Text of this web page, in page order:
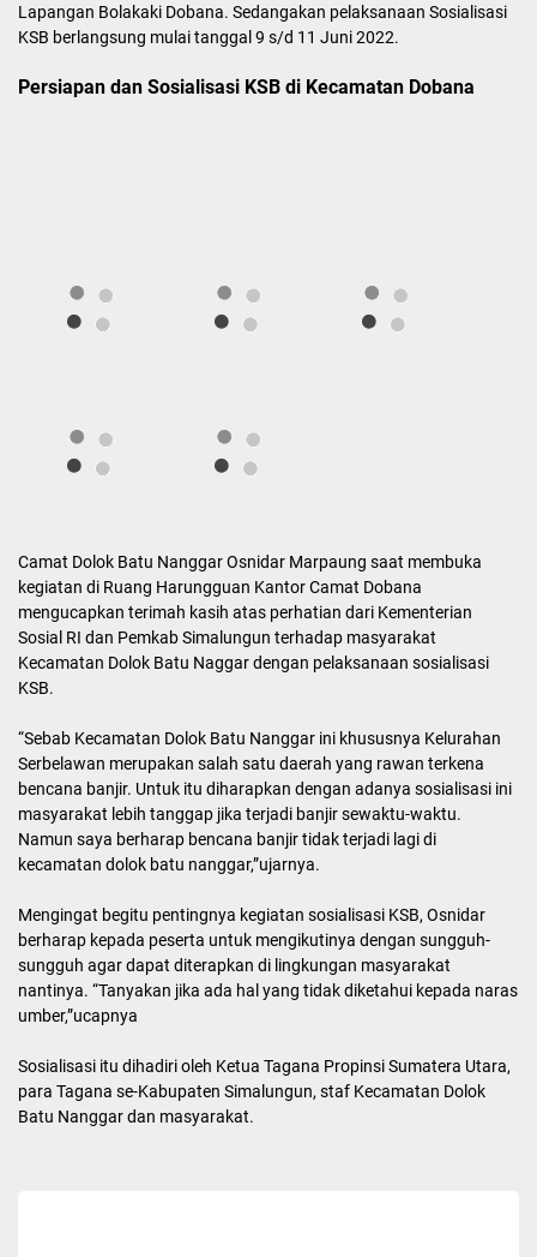
Lapangan Bolakaki Dobana. Sedangakan pelaksanaan Sosialisasi
KSB berlangsung mulai tanggal 9 s/d 11 Juni 2022.
Persiapan dan Sosialisasi KSB di Kecamatan Dobana
Camat Dolok Batu Nanggar Osnidar Marpaung saat membuka
kegiatan di Ruang Harungguan Kantor Camat Dobana
mengucapkan terimah kasih atas perhatian dari Kementerian
Sosial RI dan Pemkab Simalungun terhadap masyarakat
Kecamatan Dolok Batu Naggar dengan pelaksanaan sosialisasi
KSB.
“Sebab Kecamatan Dolok Batu Nanggar ini khususnya Kelurahan
Serbelawan merupakan salah satu daerah yang rawan terkena
bencana banjir. Untuk itu diharapkan dengan adanya sosialisasi ini
masyarakat lebih tanggap jika terjadi banjir sewaktu-waktu.
Namun saya berharap bencana banjir tidak terjadi lagi di
kecamatan dolok batu nanggar,”ujarnya.
Mengingat begitu pentingnya kegiatan sosialisasi KSB, Osnidar
berharap kepada peserta untuk mengikutinya dengan sungguh-
sungguh agar dapat diterapkan di lingkungan masyarakat
nantinya. “Tanyakan jika ada hal yang tidak diketahui kepada naras
umber,”ucapnya
Sosialisasi itu dihadiri oleh Ketua Tagana Propinsi Sumatera Utara,
para Tagana se-Kabupaten Simalungun, staf Kecamatan Dolok
Batu Nanggar dan masyarakat.